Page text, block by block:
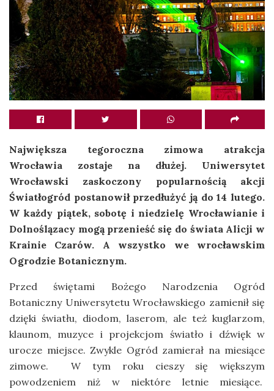
Największa tegoroczna zimowa atrakcja
Wrocławia zostaje na dłużej. Uniwersytet
Wrocławski zaskoczony popularnością akcji
Światłogród postanowił przedłużyć ją do 14 lutego.
W każdy piątek, sobotę i niedzielę Wrocławianie i
Dolnoślązacy mogą przenieść się do świata Alicji w
Krainie Czarów. A wszystko we wrocławskim
Ogrodzie Botanicznym.
Przed świętami Bożego Narodzenia Ogród
Botaniczny Uniwersytetu Wrocławskiego zamienił się
dzięki światłu, diodom, laserom, ale też kuglarzom,
klaunom, muzyce i projekcjom światło i dźwięk w
urocze miejsce. Zwykle Ogród zamierał na miesiące
zimowe. W tym roku cieszy się większym
powodzeniem niż w niektóre letnie miesiące.